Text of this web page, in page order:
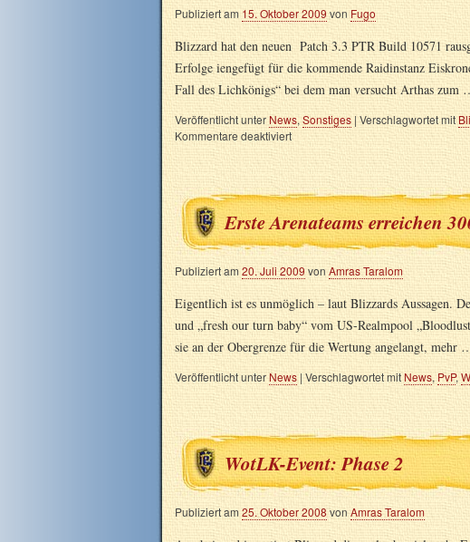
Publiziert am 15. Oktober 2009 von Fugo
Blizzard hat den neuen Patch 3.3 PTR Build 10571
Erfolge iengefügt für die kommende Raidinstanz
Fall des Lichkönigs“ bei dem man versucht Arthas zum
Veröffentlicht unterNews, Sonstiges | Verschlagwortet mit
Kommentare deaktiviert
Erste Arenateams erreichen
Publiziert am 20. Juli 2009 von Amras Taralom
Eigentlich ist es unmöglich – laut Blizzards Aussagen.
und „fresh our turn baby“ vom US-Realmpool
sie an der Obergrenze für die Wertung angelangt, mehr
Veröffentlicht unterNews | Verschlagwortet mitNews,PvP,
WotLK-Event: Phase 2
Publiziert am25. Oktober 2008von Amras Taralom